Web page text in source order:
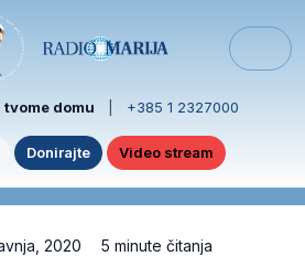
domu +385 1 2327000
Donirajte Video stream
2020 5 minute čitanja